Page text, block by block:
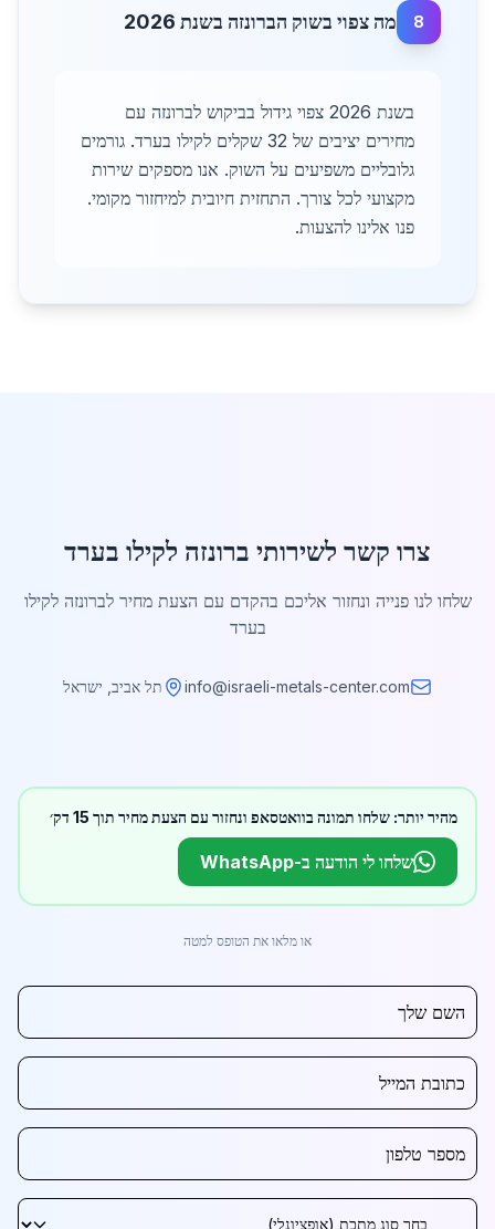
8 מה צפוי בשוק הברונזה בשנת 2026
בשנת 2026 צפוי גידול בביקוש לברונזה עם
מחירים יציבים של 32 שקלים לקילו בערד. גורמים
גלובליים משפיעים על השוק. אנו מספקים שירות
מקצועי לכל צורך. התחזית חיובית למיחזור מקומי.
פנו אלינו להצעות.
צרו קשר לשירותי ברונזה לקילו בערד
שלחו לנו פנייה ונחזור אליכם בהקדם עם הצעת מחיר לברונזה לקילו
בערד
info@israeli-metals-center.com תל אביב, ישראל
מהיר יותר: שלחו תמונה בוואטסאפ ונחזור עם הצעת מחיר תוך 15 דק׳
שלחו לי הודעה ב-WhatsApp
או מלאו את הטופס למטה